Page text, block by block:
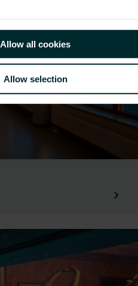
Allow all cookies
Allow selection